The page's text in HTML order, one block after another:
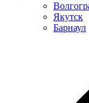
Якутск
Барнаул